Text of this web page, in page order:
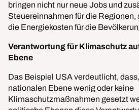
bringen nicht nur neue Jobs und
Steuereinnahmen für die Regionen,
die Energiekosten für die
Verantwortung für Klimaschutz
Ebene
Das Beispiel USA verdeutlicht,
nationalen Ebene wenig oder keine
Klimaschutzmaßnahmen gesetzt